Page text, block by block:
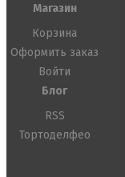
Магазин
Корзина
Оформить заказ
Войти
Блог
RSS
Тортоделфео